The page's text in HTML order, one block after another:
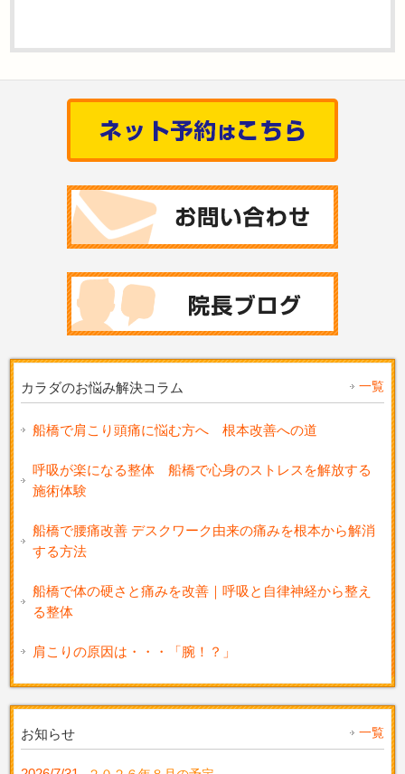
カラダのお悩み解決コラム 一覧
船橋で肩こり頭痛に悩む方へ 根本改善への道
呼吸が楽になる整体 船橋で心身のストレスを解放する
施術体験
船橋で腰痛改善 デスクワーク由来の痛みを根本から解消
する方法
船橋で体の硬さと痛みを改善｜呼吸と自律神経から整え
る整体
肩こりの原因は・・・「腕！？」
お知らせ 一覧